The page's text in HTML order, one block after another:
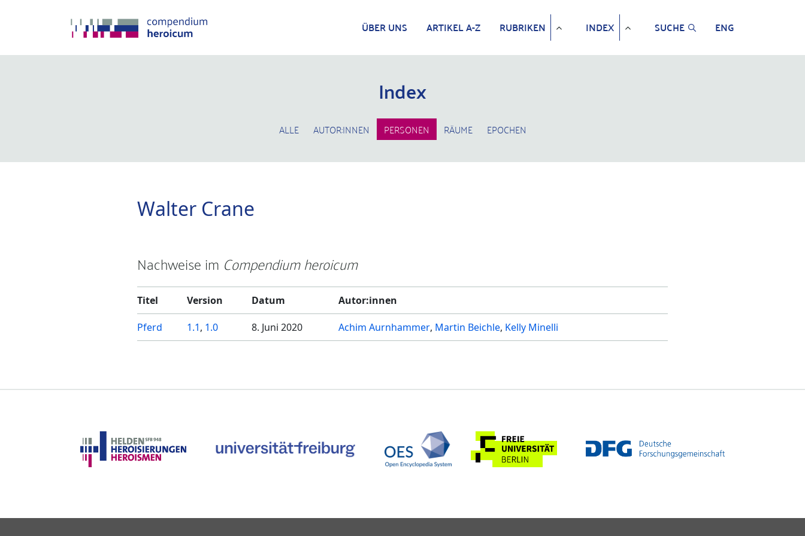
ÜBER UNS ARTIKEL A-Z RUBRIKEN INDEX SUCHE ENG
Index
ALLE AUTOR:INNEN PERSONEN RÄUME EPOCHEN
Walter Crane
Nachweise im Compendium heroicum
Titel Version Datum Autor:innen
Pferd 1.1, 1.0 8. Juni 2020 Achim Aurnhammer Martin Beichle Kelly Minelli